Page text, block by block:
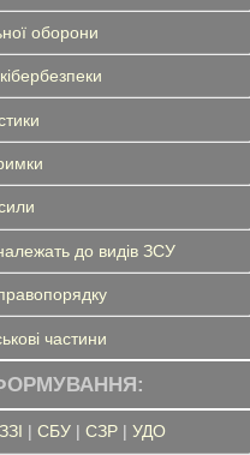
оборони
до видів ЗСУ
частини
| СБУ| СЗР| УДО